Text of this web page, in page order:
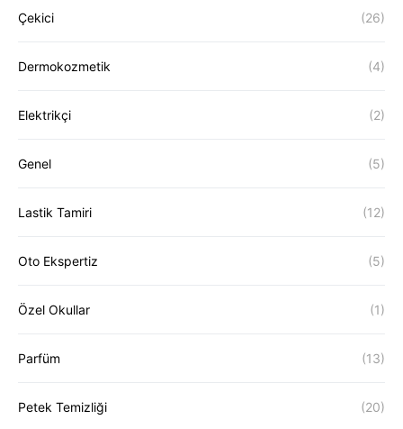
Çekici (26)
Dermokozmetik (4)
Elektrikçi (2)
Genel (5)
Lastik Tamiri (12)
Oto Ekspertiz (5)
Özel Okullar (1)
Parfüm (13)
Petek Temizliği (20)